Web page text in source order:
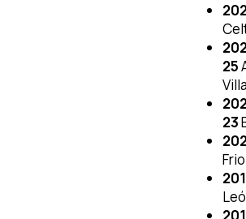
25
23